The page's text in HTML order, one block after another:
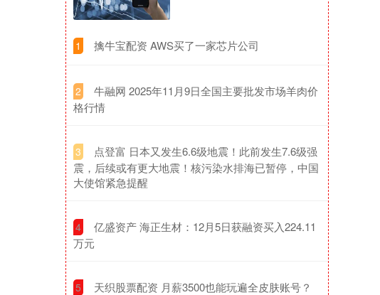
1 ​擒牛宝配资 AWS买了一家芯片公司
2
​牛融网 2025年11月9日全国主要批发市场羊肉价
格行情
3
​点登富 日本又发生6.6级地震！此前发生7.6级强
震，后续或有更大地震！核污染水排海已暂停，中国
大使馆紧急提醒
4
​亿盛资产 海正生材：12月5日获融资买入224.11
万元
5
​天织股票配资 月薪3500也能玩遍全皮肤账号？